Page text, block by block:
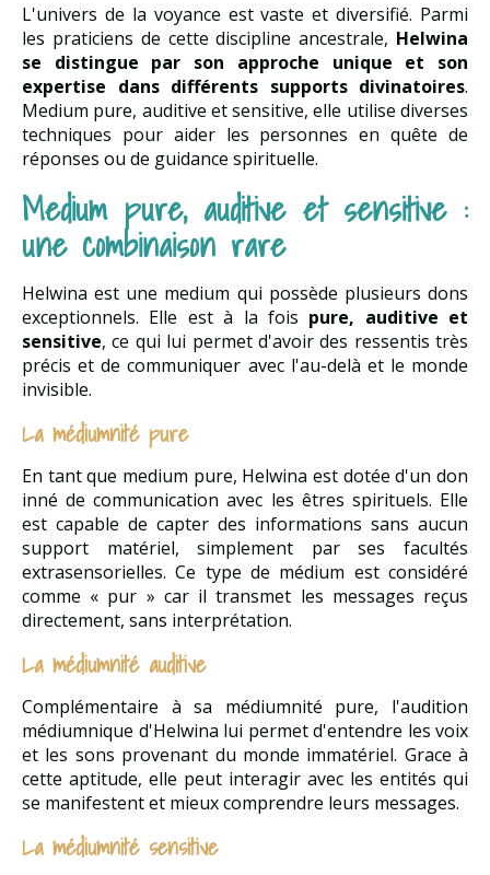
L'univers de la voyance est vaste et diversifié. Parmi
les praticiens de cette discipline ancestrale, Helwina
se distingue par son approche unique et son
expertise dans différents supports divinatoires.
Medium pure, auditive et sensitive, elle utilise diverses
techniques pour aider les personnes en quête de
réponses ou de guidance spirituelle.
Medium pure, auditive et sensitive :
une combinaison rare
Helwina est une medium qui possède plusieurs dons
exceptionnels. Elle est à la fois pure, auditive et
sensitive, ce qui lui permet d'avoir des ressentis très
précis et de communiquer avec l'au-delà et le monde
invisible.
La médiumnité pure
En tant que medium pure, Helwina est dotée d'un don
inné de communication avec les êtres spirituels. Elle
est capable de capter des informations sans aucun
support matériel, simplement par ses facultés
extrasensorielles. Ce type de médium est considéré
comme « pur » car il transmet les messages reçus
directement, sans interprétation.
La médiumnité auditive
Complémentaire à sa médiumnité pure, l'audition
médiumnique d'Helwina lui permet d'entendre les voix
et les sons provenant du monde immatériel. Grace à
cette aptitude, elle peut interagir avec les entités qui
se manifestent et mieux comprendre leurs messages.
La médiumnité sensitive